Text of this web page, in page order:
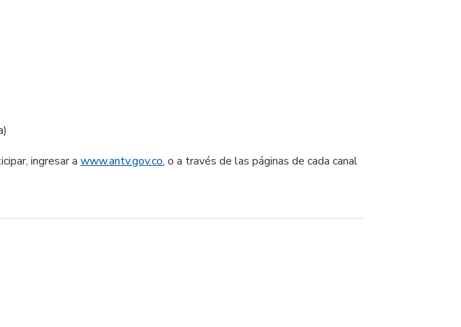
ingresar awww.antv.gov.co, o a través de las páginas de cada canal